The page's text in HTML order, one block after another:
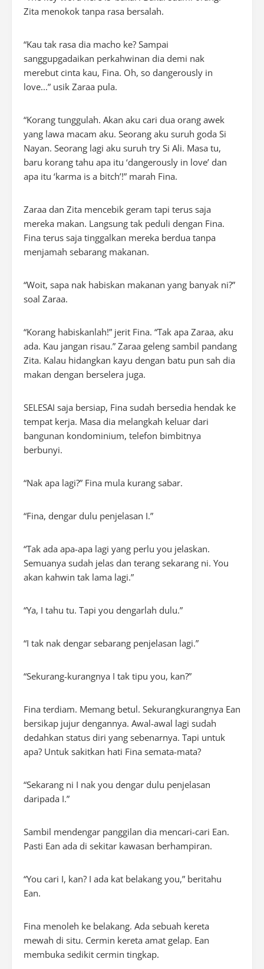
Zita menokok tanpa rasa bersalah.
“Kau tak rasa dia macho ke? Sampai
sanggupgadaikan perkahwinan dia demi nak
merebut cinta kau, Fina. Oh, so dangerously in
love...” usik Zaraa pula.
“Korang tunggulah. Akan aku cari dua orang awek
yang lawa macam aku. Seorang aku suruh goda Si
Nayan. Seorang lagi aku suruh try Si Ali. Masa tu,
baru korang tahu apa itu ‘dangerously in love’ dan
apa itu ‘karma is a bitch’!” marah Fina.
Zaraa dan Zita mencebik geram tapi terus saja
mereka makan. Langsung tak peduli dengan Fina.
Fina terus saja tinggalkan mereka berdua tanpa
menjamah sebarang makanan.
“Woit, sapa nak habiskan makanan yang banyak ni?”
soal Zaraa.
“Korang habiskanlah!” jerit Fina. “Tak apa Zaraa, aku
ada. Kau jangan risau.” Zaraa geleng sambil pandang
Zita. Kalau hidangkan kayu dengan batu pun sah dia
makan dengan berselera juga.
SELESAI saja bersiap, Fina sudah bersedia hendak ke
tempat kerja. Masa dia melangkah keluar dari
bangunan kondominium, telefon bimbitnya
berbunyi.
“Nak apa lagi?” Fina mula kurang sabar.
“Fina, dengar dulu penjelasan I.”
“Tak ada apa-apa lagi yang perlu you jelaskan.
Semuanya sudah jelas dan terang sekarang ni. You
akan kahwin tak lama lagi.”
“Ya, I tahu tu. Tapi you dengarlah dulu.”
“I tak nak dengar sebarang penjelasan lagi.”
“Sekurang-kurangnya I tak tipu you, kan?”
Fina terdiam. Memang betul. Sekurangkurangnya Ean
bersikap jujur dengannya. Awal-awal lagi sudah
dedahkan status diri yang sebenarnya. Tapi untuk
apa? Untuk sakitkan hati Fina semata-mata?
“Sekarang ni I nak you dengar dulu penjelasan
daripada I.”
Sambil mendengar panggilan dia mencari-cari Ean.
Pasti Ean ada di sekitar kawasan berhampiran.
“You cari I, kan? I ada kat belakang you,” beritahu
Ean.
Fina menoleh ke belakang. Ada sebuah kereta
mewah di situ. Cermin kereta amat gelap. Ean
membuka sedikit cermin tingkap.